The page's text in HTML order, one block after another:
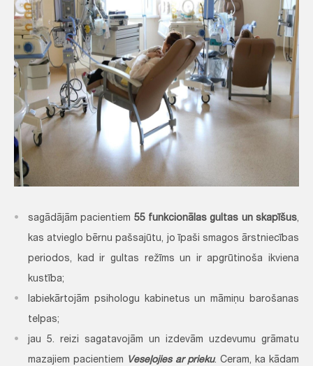
sagādājām pacientiem 55 funkcionālas gultas un skapīšus,
kas atvieglo bērnu pašsajūtu, jo īpaši smagos ārstniecības
periodos, kad ir gultas režīms un ir apgrūtinoša ikviena
kustība;
labiekārtojām psihologu kabinetus un māmiņu barošanas
telpas;
jau 5. reizi sagatavojām un izdevām uzdevumu grāmatu
mazajiem pacientiem Veseļojies ar prieku. Ceram, ka kādam